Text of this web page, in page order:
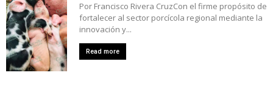
Por Francisco Rivera CruzCon el firme propósito de
fortalecer al sector porcícola regional mediante la
innovación y...
Read more